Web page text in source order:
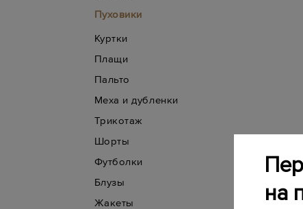
Пуховики
Куртки
Плащи
Пальто
Меха и дубленки
Трикотаж
Шорты
Футболки
Блузы
Жакеты
на